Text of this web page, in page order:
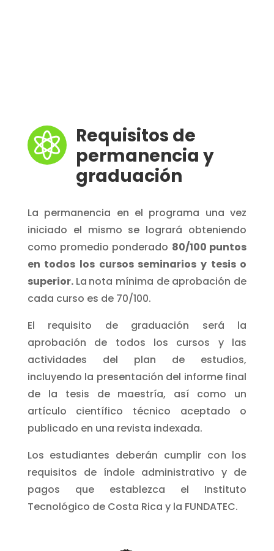

Requisitos de
permanencia y
graduación
La permanencia en el programa una vez
iniciado el mismo se logrará obteniendo
como promedio ponderado 80/100 puntos
en todos los cursos seminarios y tesis o
superior. La nota mínima de aprobación de
cada curso es de 70/100.
El requisito de graduación será la
aprobación de todos los cursos y las
actividades del plan de estudios,
incluyendo la presentación del informe final
de la tesis de maestría, así como un
artículo científico técnico aceptado o
publicado en una revista indexada.
Los estudiantes deberán cumplir con los
requisitos de índole administrativo y de
pagos que establezca el Instituto
Tecnológico de Costa Rica y la FUNDATEC.